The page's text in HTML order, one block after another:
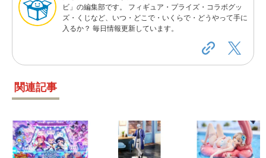
ビ」の編集部です。 フィギュア・プライズ・コラボグッ
ズ・くじなど、いつ・どこで・いくらで・どうやって手に
入るか？ 毎日情報更新しています。
関連記事